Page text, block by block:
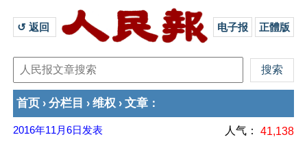
↺ 返回 电子报 正體版
首页 › 分栏目 › 维权 › 文章 ：
2016年11月6日 发表 人气： 41,138